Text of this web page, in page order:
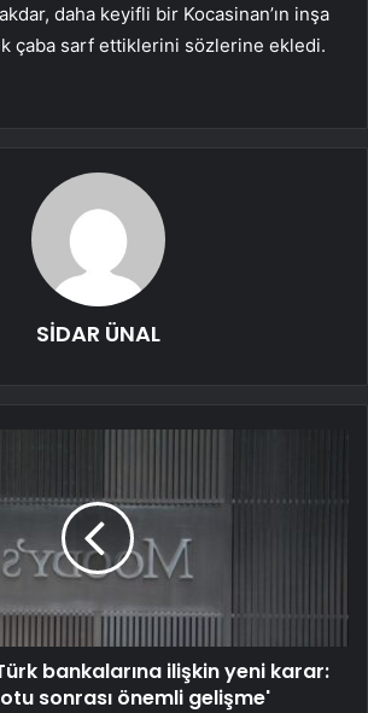
daha keyifli bir Kocasinan’ın inşa
çaba sarf ettiklerini sözlerine ekledi.
SİDAR ÜNAL
bankalarına ilişkin yeni karar:
sonrası önemli gelişme'